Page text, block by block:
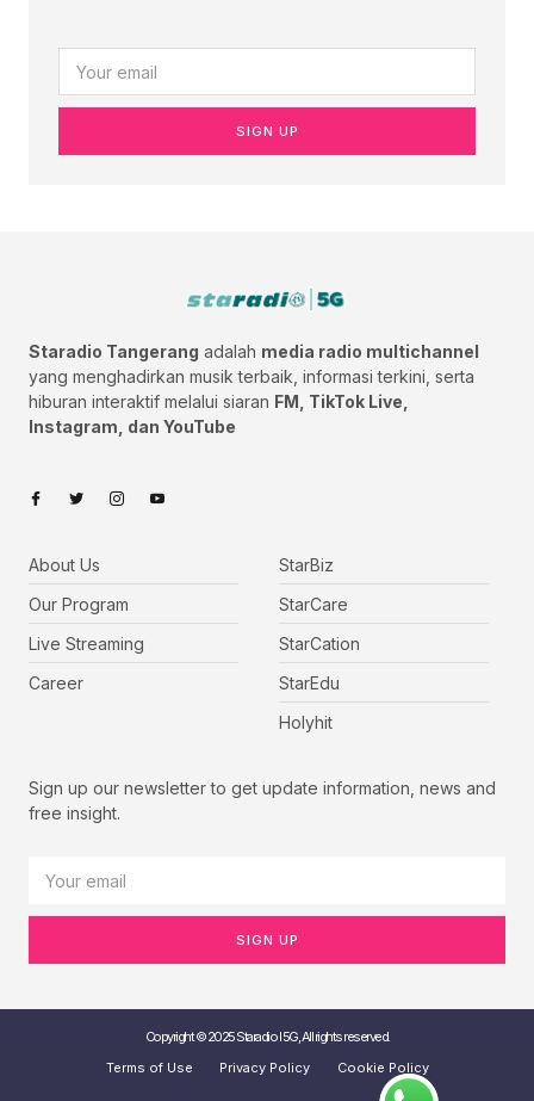
SIGN UP
Staradio Tangerang adalah media radio multichannel
yang menghadirkan musik terbaik, informasi terkini, serta
hiburan interaktif melalui siaran FM, TikTok Live,
Instagram, dan YouTube
About Us
Our Program
Live Streaming
Career
StarBiz
StarCare
StarCation
StarEdu
Holyhit
Sign up our newsletter to get update information, news and
free insight.
SIGN UP
Copyright © 2025 Staradio I 5G, All rights reserved.
Terms of Use
Privacy Policy Cookie Policy